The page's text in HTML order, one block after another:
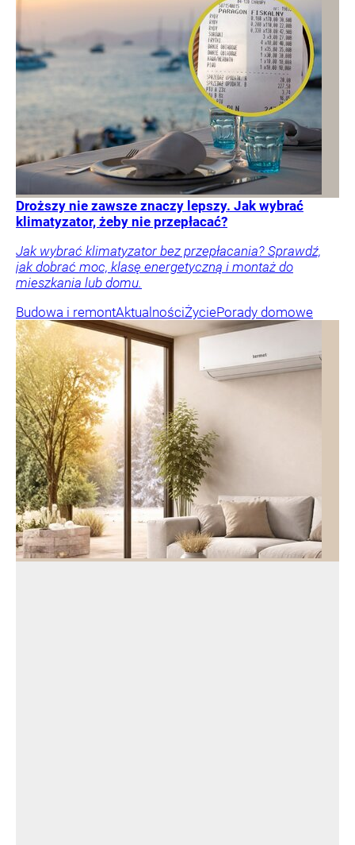
Droższy nie zawsze znaczy lepszy. Jak wybrać
klimatyzator, żeby nie przepłacać?
Jak wybrać klimatyzator bez przepłacania? Sprawdź,
jak dobrać moc, klasę energetyczną i montaż do
mieszkania lub domu.
Budowa i remontAktualnościŻyciePorady domowe